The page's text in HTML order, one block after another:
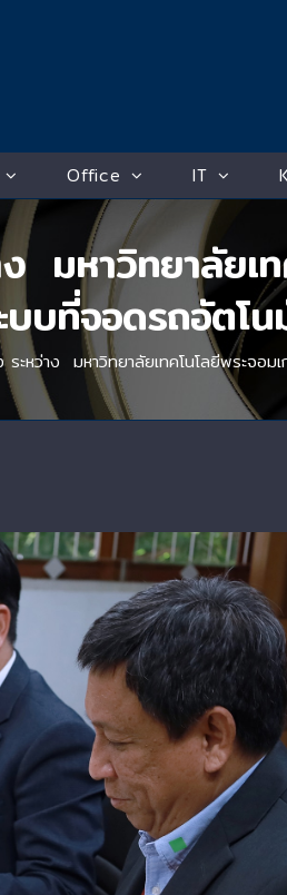
Office IT
หาวิทยาลัยเท
บที่จอดรถอัตโ
ะหว่าง มหาวิทยาลัยเทคโนโลยีพระจอ